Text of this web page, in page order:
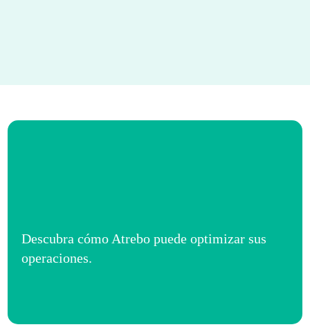
Descubra cómo Atrebo puede optimizar sus
operaciones.